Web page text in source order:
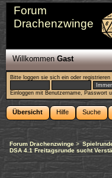
Forum
Drachenzwinge
WillkommenGast
Bitte loggen sie sich ein oder
Einloggen mit Benutzername, Passwort
Übersicht Hilfe Suche
Forum Drachenzwinge >
DSA 4.1 Freitagsrunde sucht